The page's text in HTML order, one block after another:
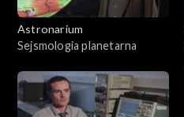
Astronarium
Sejsmologia planetarna